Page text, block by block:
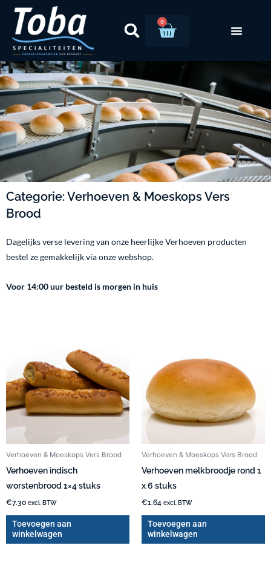
inhoud
0
Categorie: Verhoeven & Moeskops Vers
Brood
Dagelijks verse levering van onze heerlijke Verhoeven producten
bestel ze gemakkelijk via onze webshop.
Voor 14:00 uur besteld is morgen in huis
Verhoeven & Moeskops Vers Brood
Verhoeven indisch
worstenbrood 1×4 stuks
€7.30 excl. BTW
Toevoegen aan
winkelwagen
Verhoeven & Moeskops Vers Brood
Verhoeven melkbroodje rond 1
x 6 stuks
€1.64 excl. BTW
Toevoegen aan
winkelwagen